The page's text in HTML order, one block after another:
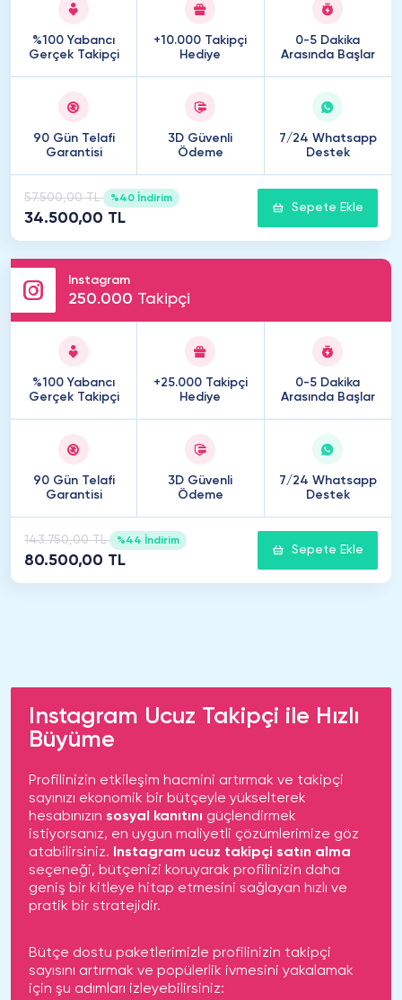
%100 Yabancı
Gerçek Takipçi
+10.000 Takipçi
Hediye
0-5 Dakika
Arasında Başlar
90 Gün Telafi
Garantisi
3D Güvenli
Ödeme
7/24 Whatsapp
Destek
57.500,00 TL %40 İndirim
34.500,00 TL
Sepete Ekle
Instagram
250.000 Takipçi
%100 Yabancı
Gerçek Takipçi
+25.000 Takipçi
Hediye
0-5 Dakika
Arasında Başlar
90 Gün Telafi
Garantisi
3D Güvenli
Ödeme
7/24 Whatsapp
Destek
143.750,00 TL %44 İndirim
80.500,00 TL
Sepete Ekle
Instagram Ucuz Takipçi ile Hızlı
Büyüme
Profilinizin etkileşim hacmini artırmak ve takipçi
sayınızı ekonomik bir bütçeyle yükselterek
hesabınızın sosyal kanıtını güçlendirmek
istiyorsanız, en uygun maliyetli çözümlerimize göz
atabilirsiniz.
Instagram ucuz takipçi satın alma
seçeneği, bütçenizi koruyarak profilinizin daha
geniş bir kitleye hitap etmesini sağlayan hızlı ve
pratik bir stratejidir.
Bütçe dostu paketlerimizle profilinizin takipçi
sayısını artırmak ve popülerlik ivmesini yakalamak
için şu adımları izleyebilirsiniz: